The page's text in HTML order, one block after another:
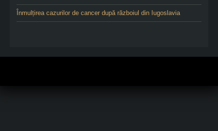
Înmulțirea cazurilor de cancer după războiul din Iugoslavia